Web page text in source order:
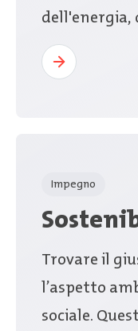
dell'energia,
Impegno
Trovare il
l’aspetto
sociale.